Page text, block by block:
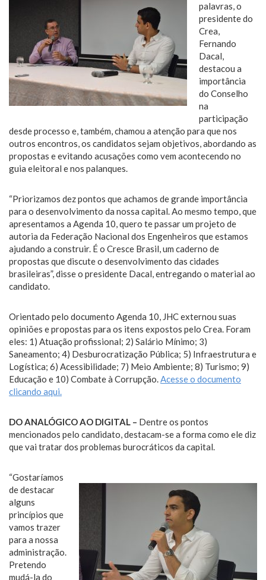
palavras, o
presidente do
Crea,
Fernando
Dacal,
destacou a
importância
do Conselho
na
participação
desde processo e, também, chamou a atenção para que nos
outros encontros, os candidatos sejam objetivos, abordando as
propostas e evitando acusações como vem acontecendo no
guia eleitoral e nos palanques.
“Priorizamos dez pontos que achamos de grande importância
para o desenvolvimento da nossa capital. Ao mesmo tempo, que
apresentamos a Agenda 10, quero te passar um projeto de
autoria da Federação Nacional dos Engenheiros que estamos
ajudando a construir. É o Cresce Brasil, um caderno de
propostas que discute o desenvolvimento das cidades
brasileiras”, disse o presidente Dacal, entregando o material ao
candidato.
Orientado pelo documento Agenda 10, JHC externou suas
opiniões e propostas para os itens expostos pelo Crea. Foram
eles: 1) Atuação profissional; 2) Salário Mínimo; 3)
Saneamento; 4) Desburocratização Pública; 5) Infraestrutura e
Logística; 6) Acessibilidade; 7) Meio Ambiente; 8) Turismo; 9)
Educação e 10) Combate à Corrupção.Acesse o documento
clicando aqui.
DO ANALÓGICO AO DIGITAL – Dentre os pontos
mencionados pelo candidato, destacam-se a forma como ele diz
que vai tratar dos problemas burocráticos da capital.
“Gostaríamos
de destacar
alguns
princípios que
vamos trazer
para a nossa
administração.
Pretendo
mudá-la do